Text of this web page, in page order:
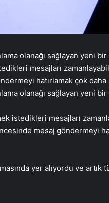
olanağı sağlayan yeni
mesajları
hatırlamak çok daha
olanağı sağlayan yeni
istedikleri mesajları
mesaj göndermeyi
yer alıyordu ve artık